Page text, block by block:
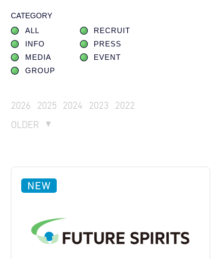
CATEGORY
ALL
RECRUIT
INFO
PRESS
MEDIA
EVENT
GROUP
2026 2025 2024 2023
2022
OLDER